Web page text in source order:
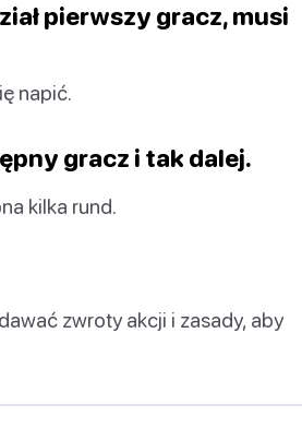
pierwszy gracz, musi
napić.
gracz i tak dalej.
kilka rund.
zwroty akcji i zasady, aby